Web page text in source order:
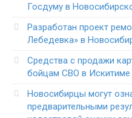
Госдуму в
Разработан проект
Лебедевка» в
Средства с продажи
бойцам СВО в Искитиме
Новосибирцы могут
предварительными